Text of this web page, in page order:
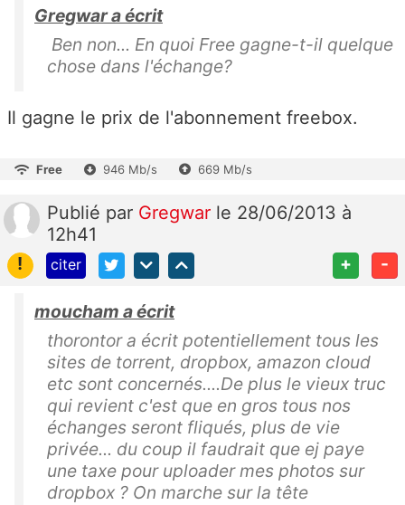
Gregwar a écrit
Ben non... En quoi Free gagne-t-il quelque
chose dans l'échange?
Il gagne le prix de l'abonnement freebox.
Free 946 Mb/s 669 Mb/s
Publié par Gregwar le 28/06/2013 à
12h41
!
citer + -
moucham a écrit
thorontor a écrit potentiellement tous les
sites de torrent, dropbox, amazon cloud
etc sont concernés....De plus le vieux truc
qui revient c'est que en gros tous nos
échanges seront fliqués, plus de vie
privée... du coup il faudrait que ej paye
une taxe pour uploader mes photos sur
dropbox ? On marche sur la tête